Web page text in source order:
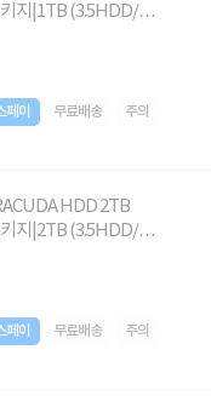
지|1TB (3.5HDD/
SMR) [단일]
페이 무료배송 주의
HDD 2TB
지|2TB (3.5HDD/
SMR+MTC)[단
페이 무료배송 주의